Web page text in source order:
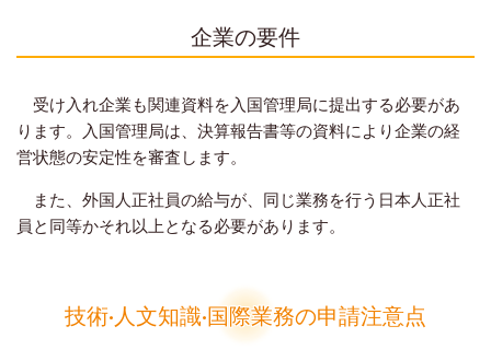
企業の要件
受け入れ企業も関連資料を入国管理局に提出する必要があ
ります。入国管理局は、決算報告書等の資料により企業の経
営状態の安定性を審査します。
また、外国人正社員の給与が、同じ業務を行う日本人正社
員と同等かそれ以上となる必要があります。
技術·人文知識·国際業務の申請注意点